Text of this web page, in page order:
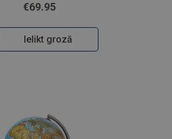
€69.95
Ielikt grozā